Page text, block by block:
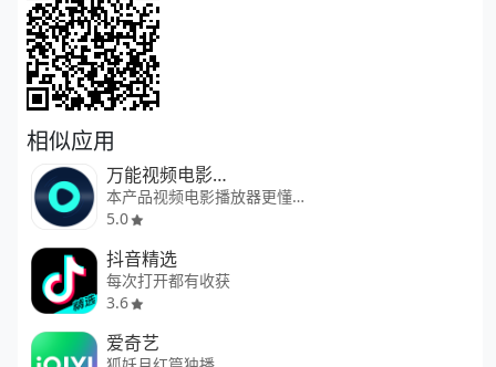
相似应用
万能视频电影播放器
本产品视频电影播放器更懂你
5.0
抖音精选
每次打开都有收获
3.6
爱奇艺